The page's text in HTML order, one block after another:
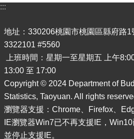
關
通
訊
錄
務
資
訊
便
:::
地址：330206桃園市桃園區縣府路
3322101 #5560
上班時間：星期一至星期五 上午
13:00 至 17:00
Copyright © 2024 Department of
Statistics, Taoyuan. All rights
瀏覽器支援：Chrome、Firefox、
IE瀏覽器Win7已不再支援IE，
並停止支援IE。